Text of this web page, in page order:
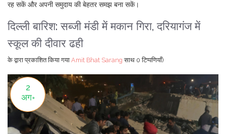
रह सकें और अपनी समुदाय की बेहतर समझ बना सकें।
दिल्ली बारिश: सब्जी मंडी में मकान गिरा, दरियागंज में
स्कूल की दीवार ढही
के द्वारा प्रकाशित किया गया Amit Bhat Sarang साथ 0 टिप्पणियाँ)
2
अग॰